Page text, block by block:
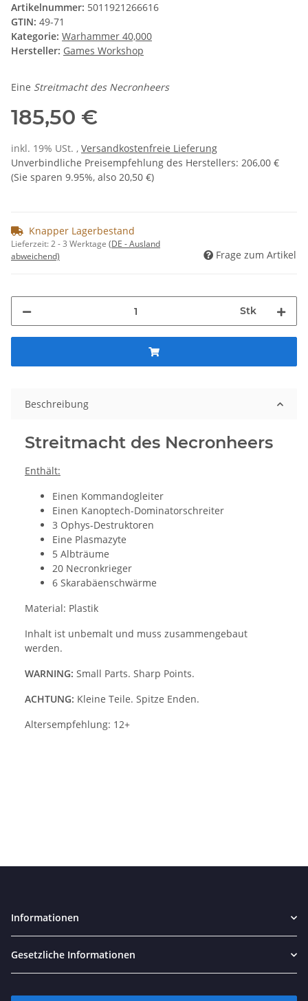
Artikelnummer: 5011921266616
GTIN: 49-71
Kategorie: Warhammer 40,000
Hersteller: Games Workshop
Eine Streitmacht des Necronheers
185,50 €
inkl. 19% USt. , Versandkostenfreie Lieferung
Unverbindliche Preisempfehlung des Herstellers: 206,00 €
(Sie sparen 9.95%, also 20,50 €)
Knapper Lagerbestand
Lieferzeit:2 - 3 Werktage (DE - Ausland
abweichend)
Frage zum Artikel
Stk
Beschreibung
Streitmacht des Necronheers
Enthält:
Einen Kommandogleiter
Einen Kanoptech-Dominatorschreiter
3 Ophys-Destruktoren
Eine Plasmazyte
5 Albträume
20 Necronkrieger
6 Skarabäenschwärme
Material: Plastik
Inhalt ist unbemalt und muss zusammengebaut
werden.
WARNING: Small Parts. Sharp Points.
ACHTUNG: Kleine Teile. Spitze Enden.
Altersempfehlung: 12+
Informationen
Gesetzliche Informationen